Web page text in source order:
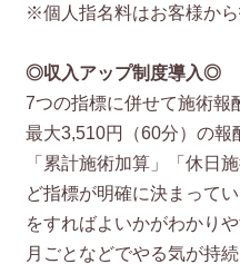
※個人指名料はお客様か
◎収入アップ制度導入◎
7つの指標に併せて施術報
最大3,510円（60分）の報
「累計施術加算」「休日
ど指標が明確に決まって
をすればよいかがわかり
月ごとなどでやる気が持